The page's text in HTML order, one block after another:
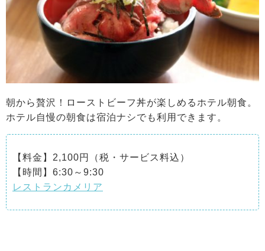
朝から贅沢！ローストビーフ丼が楽しめるホテル朝食。
ホテル自慢の朝食は宿泊ナシでも利用できます。
【料金】2,100円（税・サービス料込）
【時間】6:30～9:30
レストランカメリア